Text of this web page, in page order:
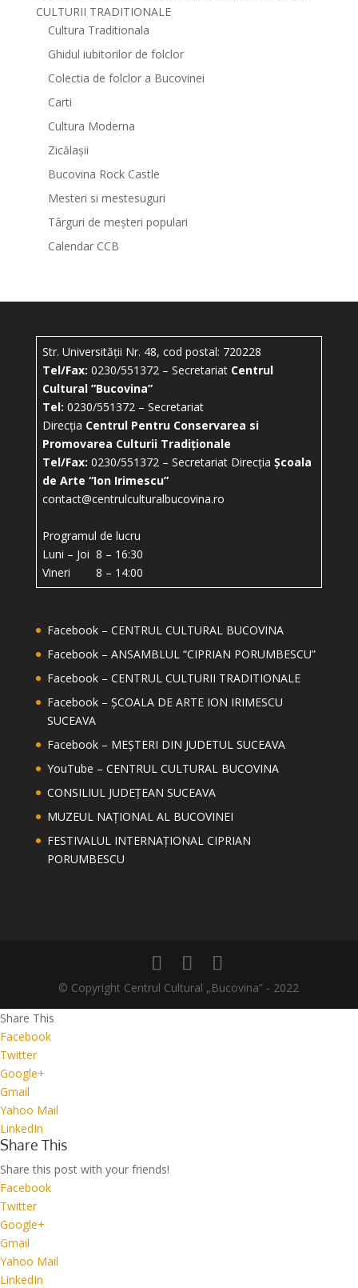
CULTURII TRADITIONALE
Cultura Traditionala
Ghidul iubitorilor de folclor
Colectia de folclor a Bucovinei
Carti
Cultura Moderna
Zicălașii
Bucovina Rock Castle
Mesteri si mestesuguri
Târguri de meșteri populari
Calendar CCB
Str. Universității Nr. 48, cod postal: 720228
Tel/Fax: 0230/551372 – Secretariat Centrul
Cultural ”Bucovina”
Tel: 0230/551372 – Secretariat
Direcția Centrul Pentru Conservarea si
Promovarea Culturii Tradiționale
Tel/Fax: 0230/551372 – Secretariat Direcția Școala
de Arte “Ion Irimescu”
contact@centrulculturalbucovina.ro
Programul de lucru
Luni – Joi 8 – 16:30
Vineri 8 – 14:00
Facebook – CENTRUL CULTURAL BUCOVINA
Facebook – ANSAMBLUL “CIPRIAN PORUMBESCU”
Facebook – CENTRUL CULTURII TRADITIONALE
Facebook – ȘCOALA DE ARTE ION IRIMESCU
SUCEAVA
Facebook – MEȘTERI DIN JUDETUL SUCEAVA
YouTube – CENTRUL CULTURAL BUCOVINA
CONSILIUL JUDEȚEAN SUCEAVA
MUZEUL NAȚIONAL AL BUCOVINEI
FESTIVALUL INTERNAȚIONAL CIPRIAN
PORUMBESCU
© Copyright Centrul Cultural „Bucovina” - 2022
Share This
Facebook
Twitter
Google+
Gmail
Yahoo Mail
LinkedIn
Share This
Share this post with your friends!
Facebook
Twitter
Google+
Gmail
Yahoo Mail
LinkedIn